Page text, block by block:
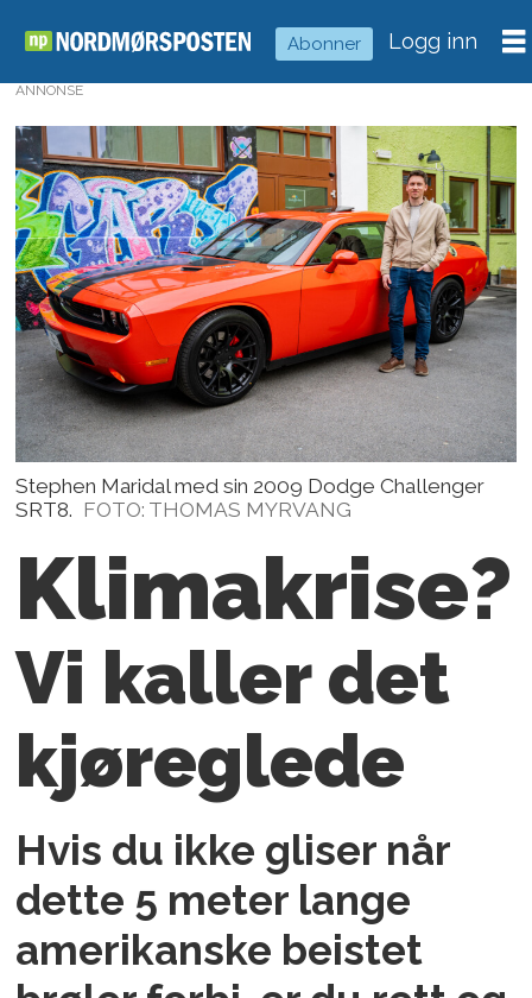
Abonner Logg inn
ANNONSE
Stephen Maridal med sin 2009 Dodge Challenger
SRT8. FOTO: THOMAS MYRVANG
Klimakrise?
Vi kaller det
kjøreglede
Hvis du ikke gliser når
dette 5 meter lange
amerikanske beistet